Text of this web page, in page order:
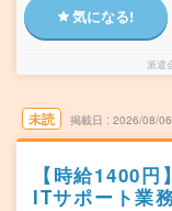
気になる!
派遣
未読 掲載日 2026/08/06
【時給1400
ITサポート業